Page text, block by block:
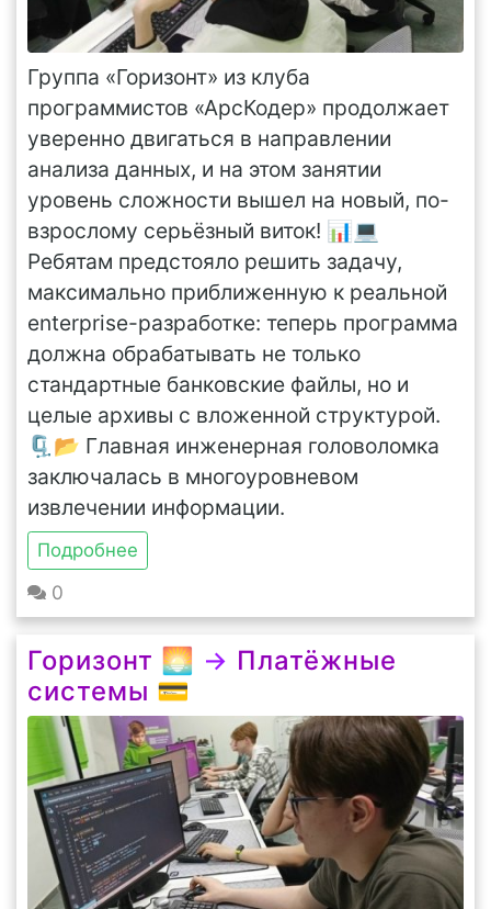
Группа «Горизонт» из клуба
программистов «АрсКодер» продолжает
уверенно двигаться в направлении
анализа данных, и на этом занятии
уровень сложности вышел на новый, по-
взрослому серьёзный виток! 📊💻
Ребятам предстояло решить задачу,
максимально приближенную к реальной
enterprise-разработке: теперь программа
должна обрабатывать не только
стандартные банковские файлы, но и
целые архивы с вложенной структурой.
🗜️📂 Главная инженерная головоломка
заключалась в многоуровневом
извлечении информации.
Подробнее
0
Горизонт 🌅 → Платёжные
системы 💳